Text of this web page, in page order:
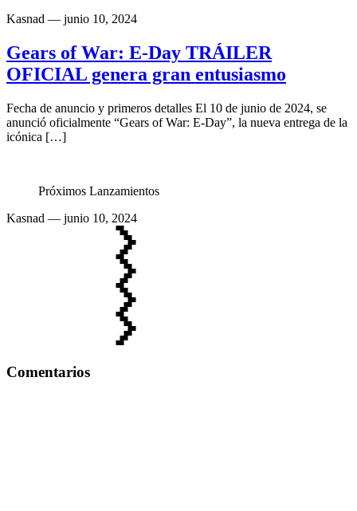
Kasnad — junio 10, 2024
Gears of War: E-Day TRÁILER
OFICIAL genera gran entusiasmo
Fecha de anuncio y primeros detalles El 10 de junio de 2024, se
anunció oficialmente “Gears of War: E-Day”, la nueva entrega de la
icónica […]
Próximos Lanzamientos
Kasnad — junio 10, 2024
Comentarios